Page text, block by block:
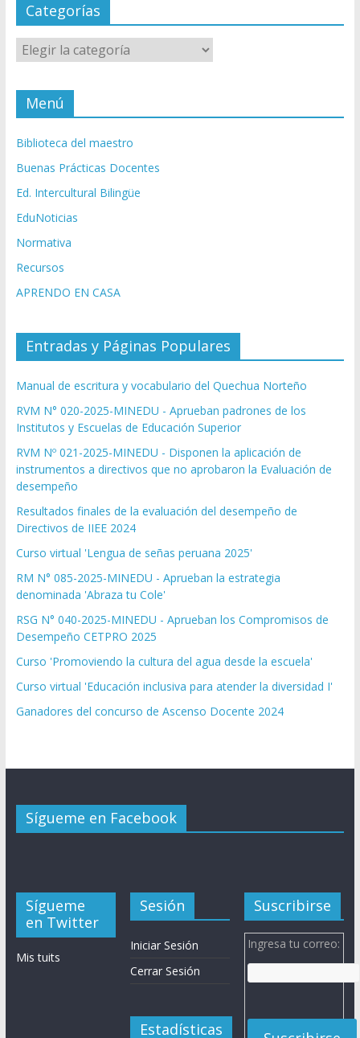
Categorías
Categorías
Menú
Biblioteca del maestro
Buenas Prácticas Docentes
Ed. Intercultural Bilingüe
EduNoticias
Normativa
Recursos
APRENDO EN CASA
Entradas y Páginas Populares
Manual de escritura y vocabulario del Quechua Norteño
RVM N° 020-2025-MINEDU - Aprueban padrones de los
Institutos y Escuelas de Educación Superior
RVM Nº 021-2025-MINEDU - Disponen la aplicación de
instrumentos a directivos que no aprobaron la Evaluación de
desempeño
Resultados finales de la evaluación del desempeño de
Directivos de IIEE 2024
Curso virtual 'Lengua de señas peruana 2025'
RM N° 085-2025-MINEDU - Aprueban la estrategia
denominada 'Abraza tu Cole'
RSG N° 040-2025-MINEDU - Aprueban los Compromisos de
Desempeño CETPRO 2025
Curso 'Promoviendo la cultura del agua desde la escuela'
Curso virtual 'Educación inclusiva para atender la diversidad I'
Ganadores del concurso de Ascenso Docente 2024
Sígueme en Facebook
Sígueme
en Twitter
Mis tuits
Sesión
Iniciar Sesión
Cerrar Sesión
Estadísticas
Suscribirse
Ingresa tu correo: